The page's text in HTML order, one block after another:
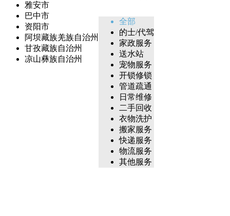
雅安市
巴中市
资阳市
阿坝藏族羌族自治州
甘孜藏族自治州
凉山彝族自治州
全部
的士/代驾
家政服务
送水站
宠物服务
开锁修锁
管道疏通
日常维修
二手回收
衣物洗护
搬家服务
快递服务
物流服务
其他服务